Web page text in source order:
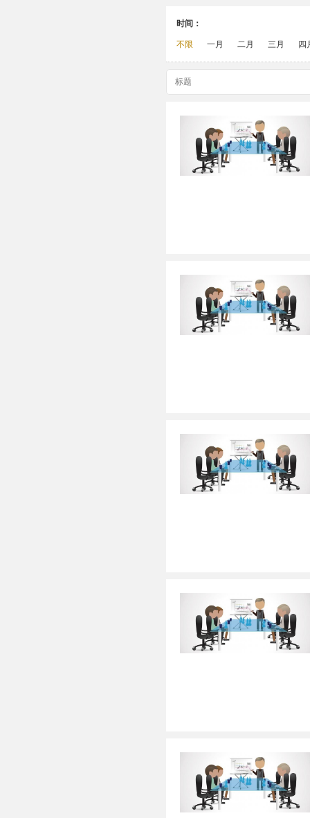
时间：
不限 一月 二月 三月 四